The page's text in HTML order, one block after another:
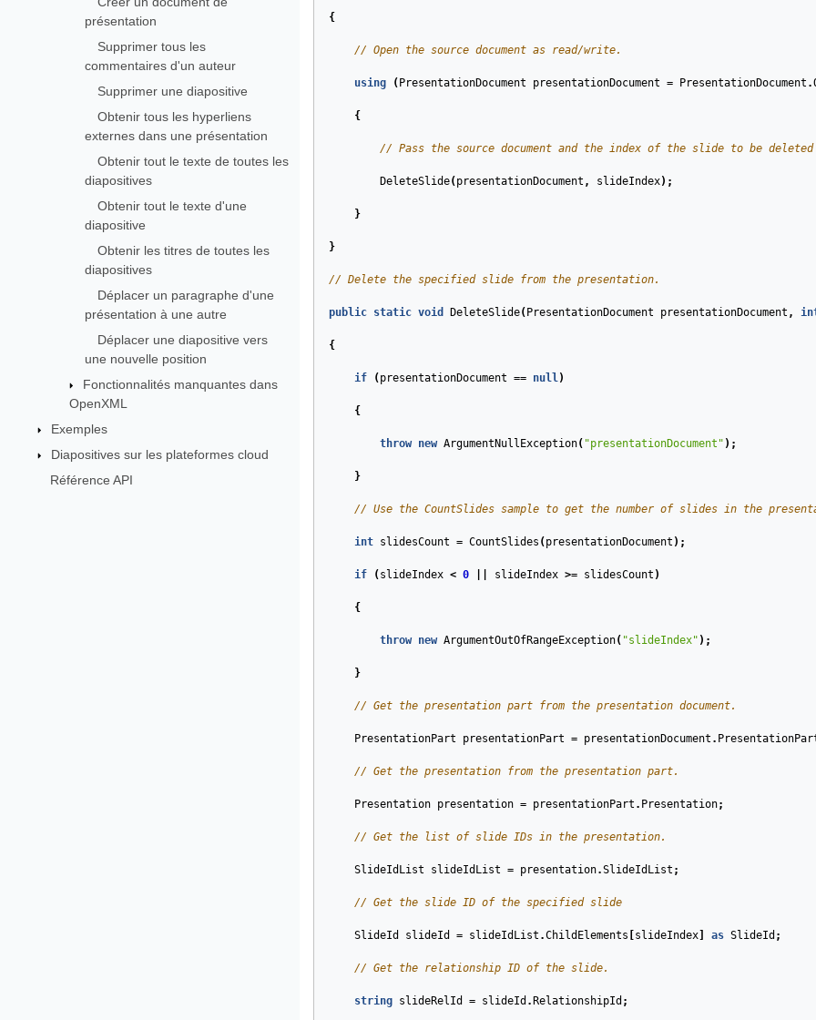
présentation
Supprimer tous les
commentaires d'un auteur
Supprimer une diapositive
Obtenir tous les hyperliens
externes dans une présentation
Obtenir tout le texte de toutes les
diapositives
Obtenir tout le texte d'une
diapositive
Obtenir les titres de toutes les
diapositives
Déplacer un paragraphe d'une
présentation à une autre
Déplacer une diapositive vers
une nouvelle position
Fonctionnalités manquantes dans
OpenXML
Exemples
Diapositives sur les plateformes cloud
Référence API
{
// Open the source document as read/write.
using ( PresentationDocument presentationDocument = PresentationDocument .
{
// Pass the source document and the index of the slide to be
DeleteSlide( presentationDocument , slideIndex);
}
}
// Delete the specified slide from the presentation.
public static void DeleteSlide( PresentationDocument presentationDocument ,
{
if ( presentationDocument == null)
{
throw new ArgumentNullException( "presentationDocument" );
}
// Use the CountSlides sample to get the number of slides in the
int slidesCount = CountSlides ( presentationDocument );
if ( slideIndex < 0 slideIndex >= slidesCount )
{
throw new ArgumentOutOfRangeException( "slideIndex" );
}
// Get the presentation part from the presentation document.
PresentationPart presentationPart = presentationDocument .
// Get the presentation from the presentation part.
Presentation presentation = presentationPart . Presentation;
// Get the list of slide IDs in the presentation.
SlideIdList slideIdList = presentation.SlideIdList ;
// Get the slide ID of the specified slide
SlideId slideId = slideIdList .ChildElements slideIndex] as SlideId ;
// Get the relationship ID of the slide.
string slideRelId = slideId . RelationshipId ;